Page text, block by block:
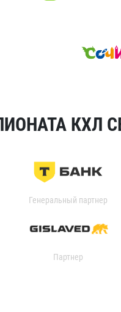
КХЛ
Генеральный партнер
Партнер